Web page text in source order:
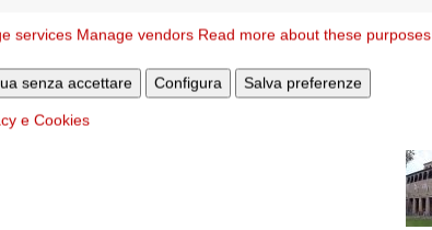
services Manage vendors Read more about these purposes
senza accettare Configura Salva preferenze
e Cookies